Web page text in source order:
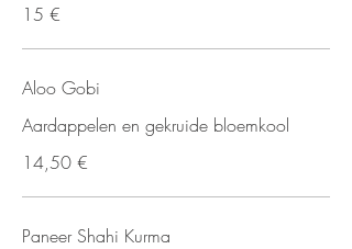
15 €
Aloo Gobi
Aardappelen en gekruide bloemkool
14,50 €
Paneer Shahi Kurma